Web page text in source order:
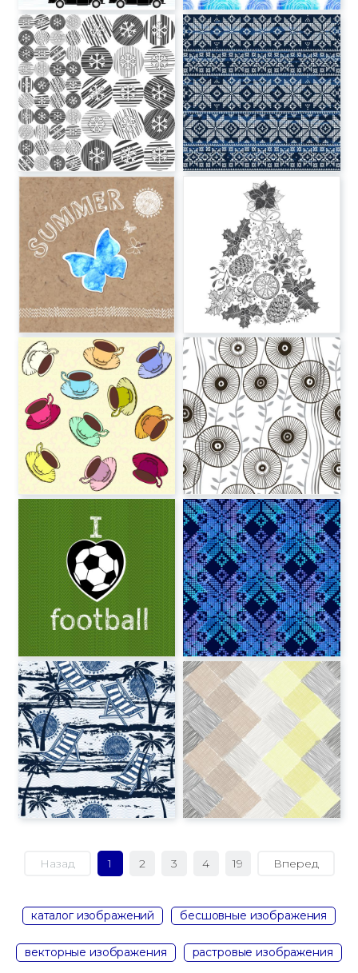
Назад 1 2 3 4 19 Вперед
каталог изображений бесшовные изображения
векторные изображения растровые изображения